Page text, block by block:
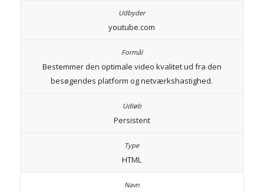
youtube.com
Bestemmer den optimale video kvalitet ud fra den
besøgendes platform og netværkshastighed.
Persistent
HTML